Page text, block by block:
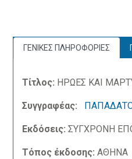
ΓΕΝΙΚΕΣ ΠΛΗΡΟΦΟΡΙΕΣ
Τίτλος: ΗΡΩΕΣ ΚΑΙ
Συγγραφέας:
Εκδόσεις: ΣΥΓΧΡΟΝΗ
Τόπος έκδοσης: ΑΘΗΝΑ